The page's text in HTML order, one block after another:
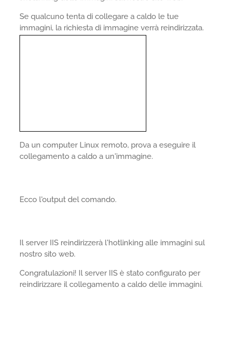
Se qualcuno tenta di collegare a caldo le tue
immagini, la richiesta di immagine verrà reindirizzata.
Da un computer Linux remoto, prova a eseguire il
collegamento a caldo a un'immagine.
Ecco l'output del comando.
Il server IIS reindirizzerà l'hotlinking alle immagini sul
nostro sito web.
Congratulazioni! Il server IIS è stato configurato per
reindirizzare il collegamento a caldo delle immagini.